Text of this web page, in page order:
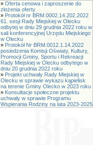
» Oferta cenowa i zaproszenie do
złożenia oferty
» Protokół nr BRM.0002.14.202.2022
61. sesji Rady Miejskiej w Olecku
odbytej w dniu 29 grudnia 2022 roku w
sali konferencyjnej Urzędu Miejskiego
w Olecku
» Protokół Nr BRM.0012.1.14.2022
posiedzenia Komisji Oświaty, Kultury,
Promocji Gminy, Sportu i Rekreacji
Rady Miejskiej w Olecku odbytego w
dniu 20 grudnia 2022 roku
» Projekt uchwały Rady Miejskiej w
Olecku w sprawie wykazu kąpielisk
na terenie Gminy Olecko w 2023 roku
» Konsultacje społeczne projektu
uchwały w sprawie Programu
Wspierania Rodziny na lata 2023-2025